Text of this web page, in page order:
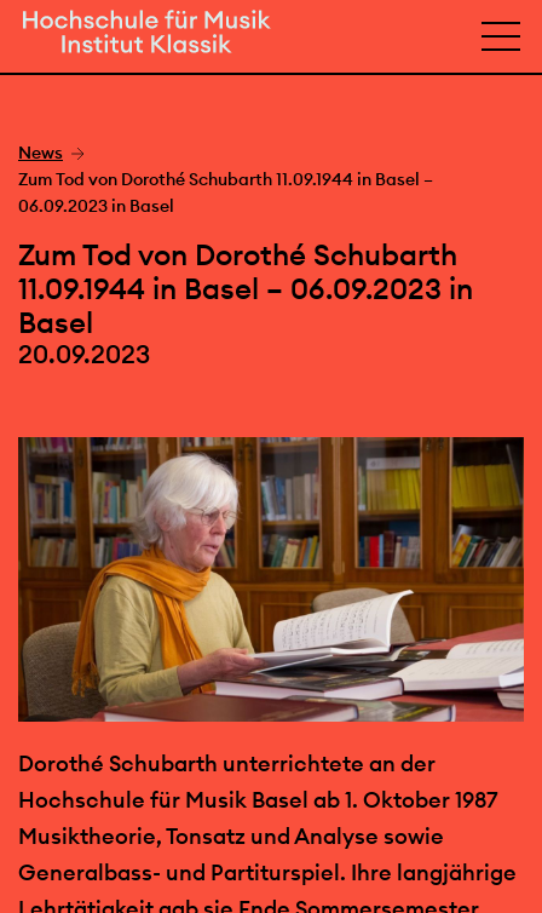
News
Zum Tod von Dorothé Schubarth 11.09.1944 in Basel –
06.09.2023 in Basel
Zum Tod von Dorothé Schubarth
11.09.1944 in Basel – 06.09.2023 in
Basel
20.09.2023
Dorothé Schubarth unterrichtete an der
Hochschule für Musik Basel ab 1. Oktober 1987
Musiktheorie, Tonsatz und Analyse sowie
Generalbass- und Partiturspiel. Ihre langjährige